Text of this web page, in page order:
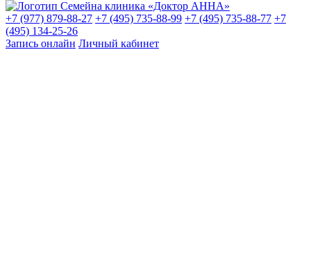
+7 (977) 879-88-27 +7 (495) 735-88-99 +7 (495) 735-88-77 +7
(495) 134-25-26
Запись онлайн Личный кабинет